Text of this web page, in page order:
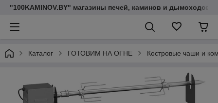
"100KAMINOV.BY" магазины печей, каминов и дымоходов
Каталог ГОТОВИМ НА ОГНЕ Костровые чаши и